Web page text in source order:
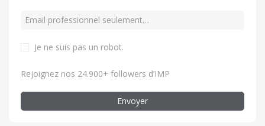
Je ne suis pas un robot.
Rejoignez nos 24.900+ followers d’IMP
Envoyer